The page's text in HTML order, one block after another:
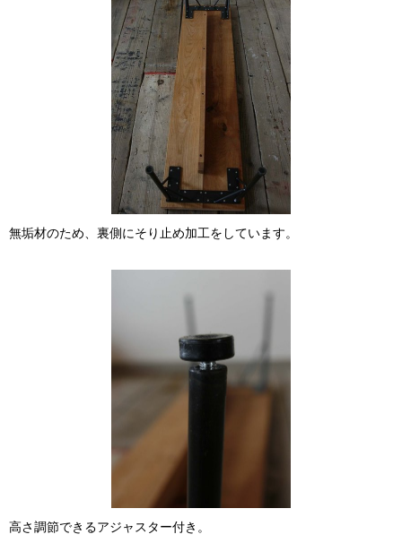
無垢材のため、裏側にそり止め加工をしています。
高さ調節できるアジャスター付き。